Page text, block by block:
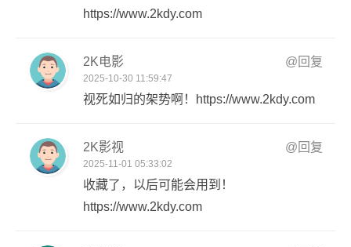
https://www.2kdy.com
2K电影 @回复
2025-10-30 11:59:47
视死如归的架势啊！https://www.2kdy.com
2K影视 @回复
2025-11-01 05:33:02
收藏了，以后可能会用到！
https://www.2kdy.com